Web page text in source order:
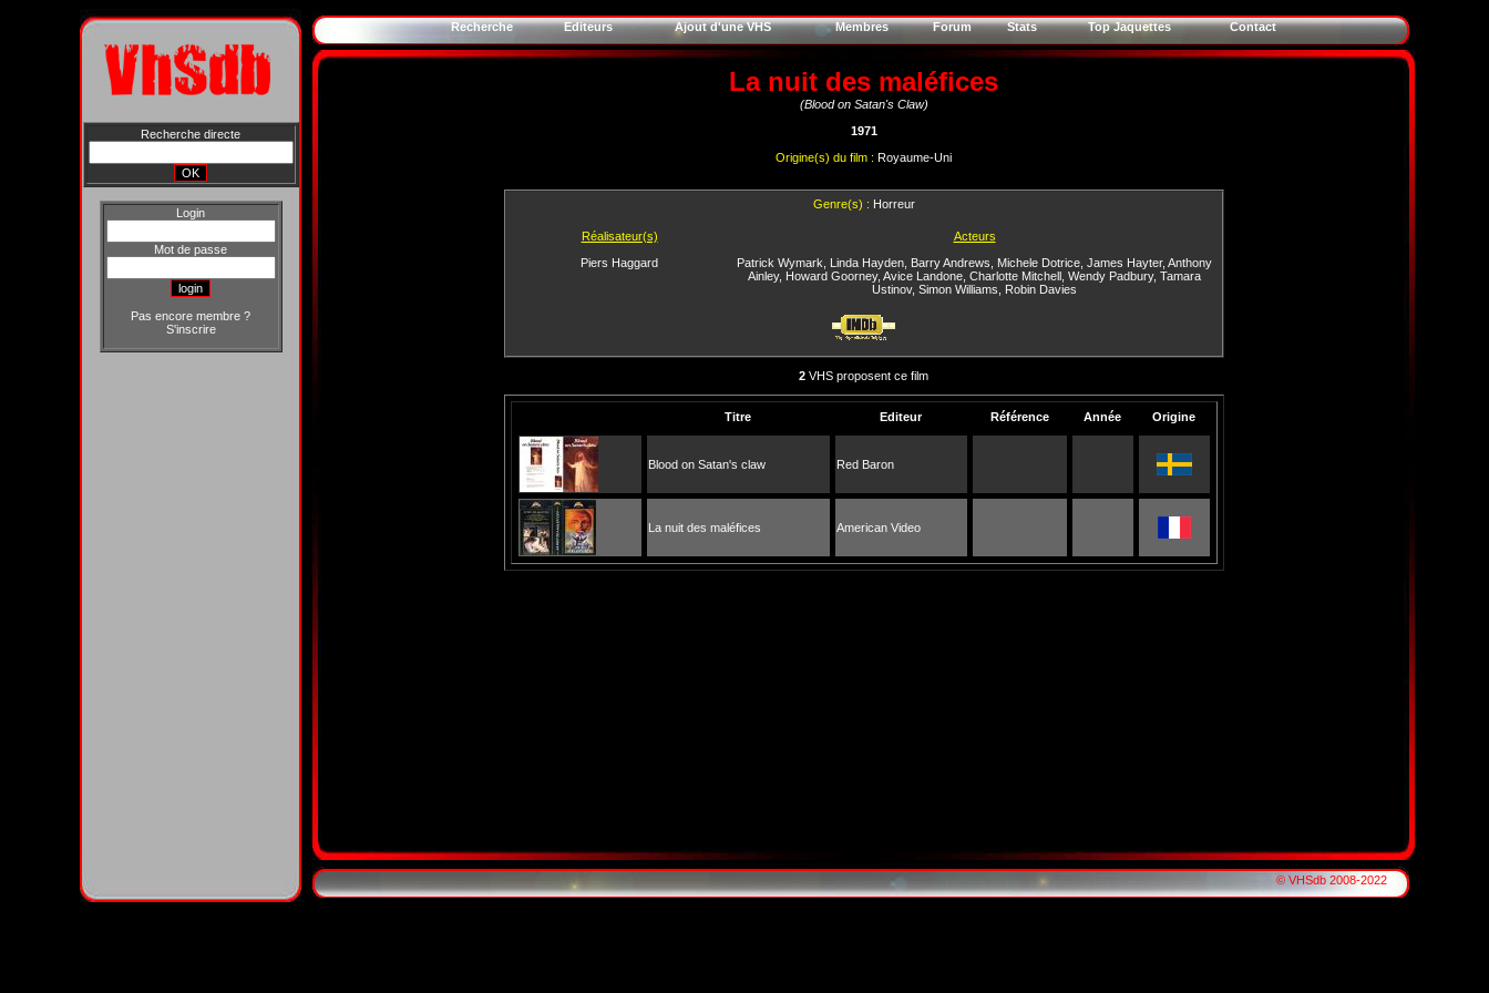
Recherche directe
Login
Mot de passe
Pas encore membre ?
S'inscrire
Recherche Editeurs Ajout d'une VHS Membres Forum Stats Top Jaquettes Contact
La nuit des maléfices
(Blood on Satan's Claw)
1971
Origine(s) du film : Royaume-Uni
Genre(s) : Horreur
Réalisateur(s)
Piers Haggard
Acteurs
Patrick Wymark
Linda Hayden Barry Andrews Michele Dotrice James Hayter, Anthony
Ainley, Howard Goorney, Avice Landone Charlotte Mitchell Wendy Padbury, Tamara
Ustinov, Simon Williams Robin Davies
2 VHS proposent ce film
Titre Editeur Référence Année Origine
Blood on Satan's claw Red Baron
La nuit des maléfices American Video
© VHSdb 2008-2022